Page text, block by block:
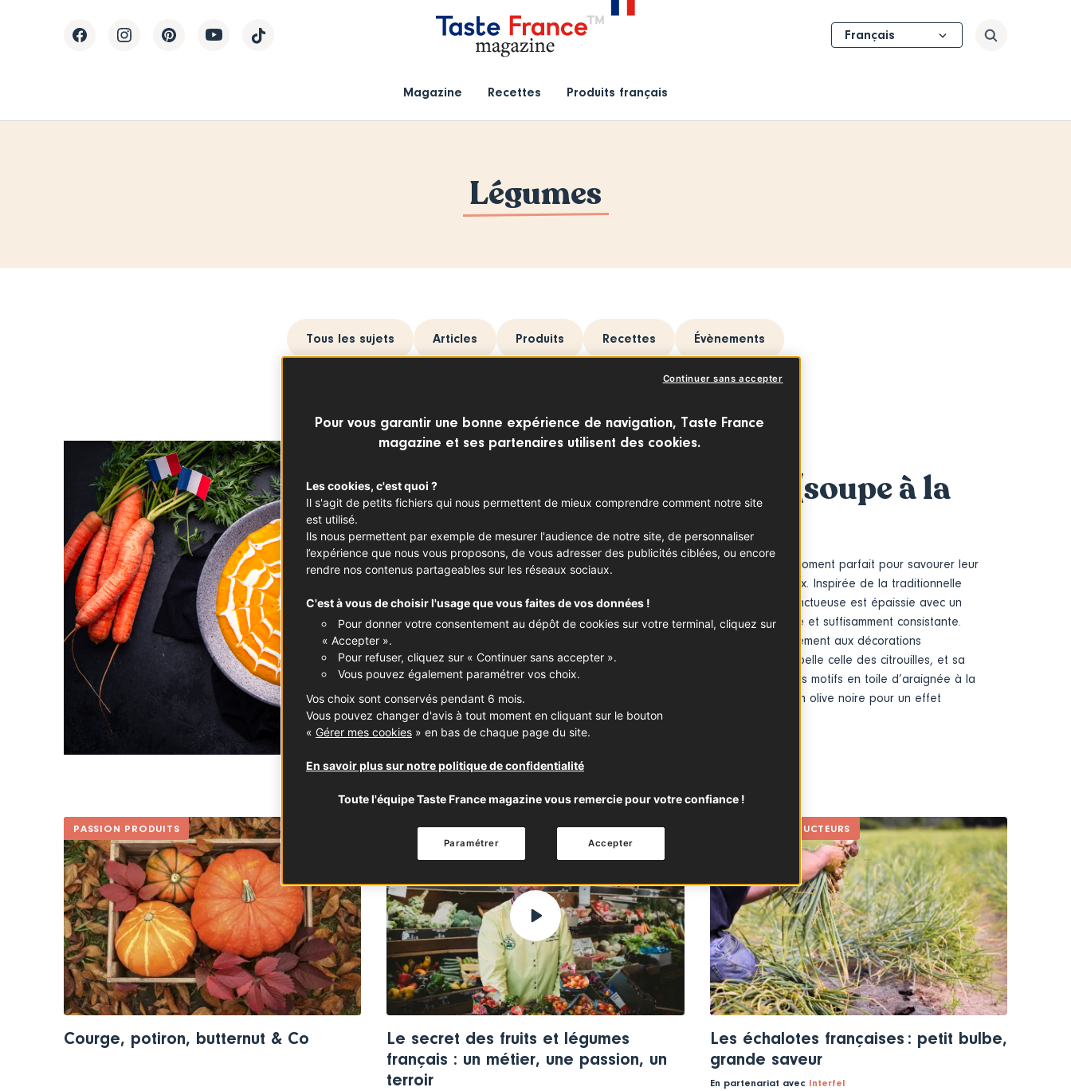
Magazine Recettes Produits français
Select
your
Rechercher
Légumes
Tous les sujets Articles Produits Recettes Évènements
CLASSIQUES REVISITÉS
Soupe de Crécy (soupe à la
carotte)
C’est la saison des carottes françaises, le moment parfait pour savourer leur
goût doux et naturel dans un plat chaleureux. Inspirée de la traditionnelle
soupe de Crécy, cette soupe de carottes onctueuse est épaissie avec un
peu de riz pour obtenir une texture veloutée et suffisamment consistante.
Idéale pour l’automne, elle se prête parfaitement aux décorations
d’Halloween : sa belle couleur orangée rappelle celle des citrouilles, et sa
surface lisse permet de tracer facilement des motifs en toile d’araignée à la
crème, agrémentés d’une petite araignée en olive noire pour un effet
effrayant et amusant à la fois.
PASSION PRODUITS
Courge, potiron, butternut & Co
ASK THE EXPERT
Le secret des fruits et légumes
français : un métier, une passion, un
terroir
CHEZ LES PRODUCTEURS
Les échalotes françaises : petit bulbe,
grande saveur
En partenariat avec Interfel
Pour vous garantir une bonne expérience de navigation, Taste France
magazine et ses partenaires utilisent des cookies.
Les cookies, c'est quoi ?
Il s'agit de petits fichiers qui nous permettent de mieux comprendre comment notre site
est utilisé.
Ils nous permettent par exemple de mesurer l'audience de notre site, de personnaliser
l’expérience que nous vous proposons, de vous adresser des publicités ciblées, ou encore
rendre nos contenus partageables sur les réseaux sociaux.
C'est à vous de choisir l'usage que vous faites de vos données !
Pour donner votre consentement au dépôt de cookies sur votre terminal, cliquez sur
« Accepter ».
Pour refuser, cliquez sur « Continuer sans accepter ».
Vous pouvez également paramétrer vos choix.
Vos choix sont conservés pendant 6 mois.
Vous pouvez changer d'avis à tout moment en cliquant sur le bouton
« Gérer mes cookies » en bas de chaque page du site.
En savoir plus sur notre politique de confidentialité
Toute l'équipe Taste France magazine vous remercie pour votre confiance !
Continuer sans accepter
Accepter
Paramétrer